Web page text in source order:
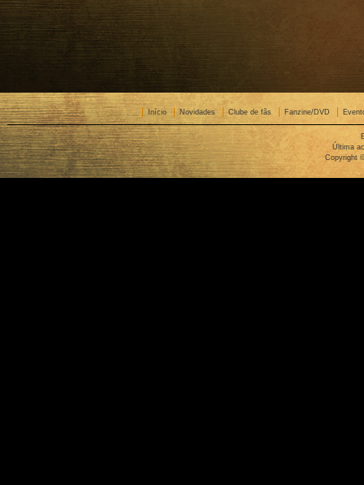
Início Novidades Clube de fãs Fanzine/DVD
Última
Copyright